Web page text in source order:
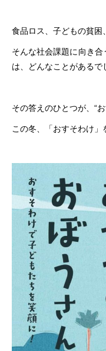
食品ロス、子どもの貧困
そんな社会課題に向き
は、どんなことがあるで
その答えのひとつが、“お
この冬、「おすそわけ」